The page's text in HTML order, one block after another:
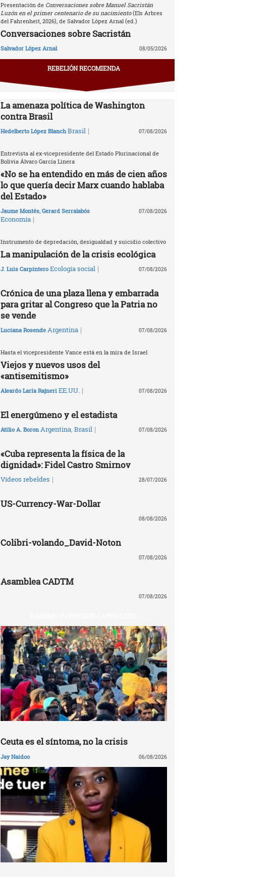
Presentación de Conversaciones sobre Manuel Sacristán
Luzón en el primer centenario de su nacimiento(Els Arbres
del Fahrenheit, 2026), de Salvador López Arnal (ed.)
Conversaciones sobre Sacristán
Salvador López Arnal 08/05/2026
REBELIÓN RECOMIENDA
La amenaza política de Washington
contra Brasil
Hedelberto López Blanch Brasil| 07/08/2026
Entrevista al ex-vicepresidente del Estado Plurinacional de
Bolivia Álvaro García Linera
«No se ha entendido en más de cien años
lo que quería decir Marx cuando hablaba
del Estado»
Jaume Montés, Gerard Serralabós
Economía|
07/08/2026
Instrumento de depredación, desigualdad y suicidio colectivo
La manipulación de la crisis ecológica
J. Luis Carpintero Ecología social| 07/08/2026
Crónica de una plaza llena y embarrada
para gritar al Congreso que la Patria no
se vende
Luciana Rosende Argentina| 07/08/2026
Hasta el vicepresidente Vance está en la mira de Israel
Viejos y nuevos usos del
«antisemitismo»
Aleardo Laría Rajneri EE.UU.| 07/08/2026
El energúmeno y el estadista
Atilio A. Boron Argentina, Brasil| 07/08/2026
«Cuba representa la física de la
dignidad»: Fidel Castro Smirnov
Vídeos rebeldes | 28/07/2026
US-Currency-War-Dollar
08/08/2026
Colibri-volando_David-Noton
07/08/2026
Asamblea CADTM
07/08/2026
Ceuta es el síntoma, no la crisis
Jay Naidoo 06/08/2026